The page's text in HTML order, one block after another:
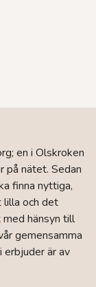
en i Olskroken
på nätet. Sedan
finna nyttiga,
lilla och det
hänsyn till
gemensamma
erbjuder är av